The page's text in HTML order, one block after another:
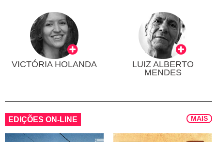
VICTÓRIA HOLANDA
LUIZ ALBERTO
MENDES
EDIÇÕES ON-LINE MAIS